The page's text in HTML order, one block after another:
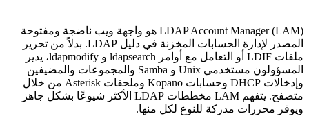
LDAP Account Manager (LAM) هو واجهة ويب ناضجة ومفتوحة
المصدر لإدارة الحسابات المخزنة في دليل LDAP. بدلاً من تحرير
ملفات LDIF أو التعامل مع أوامر ldapsearch و ldapmodify، يدير
المسؤولون مستخدمي Unix و Samba والمجموعات والمضيفين
وإدخالات DHCP وحسابات Kopano وملحقات Asterisk من خلال
متصفح. يتفهم LAM مخططات LDAP الأكثر شيوعًا بشكل جاهز
ويوفر محررات مدركة للنوع لكل منها.